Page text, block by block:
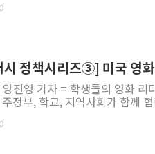
시 정책시리즈③] 미국 영
진영 기자 = 학생들의 영화 리
정부, 학교, 지역사회가 함께